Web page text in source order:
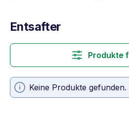
Entsafter
Produkte
Keine Produkte gefunden.